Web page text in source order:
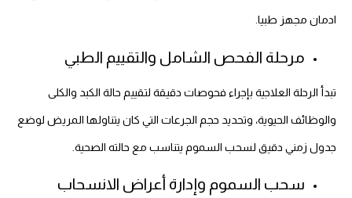
ادمان مجهز طبيا.
مرحلة الفحص الشامل والتقييم الطبي
تبدأ الرحلة العلاجية بإجراء فحوصات دقيقة لتقييم حالة الكبد والكلى
والوظائف الحيوية، وتحديد حجم الجرعات التي كان يتناولها المريض لوضع
جدول زمني دقيق لسحب السموم يتناسب مع حالته الصحية.
سحب السموم وإدارة أعراض الانسحاب